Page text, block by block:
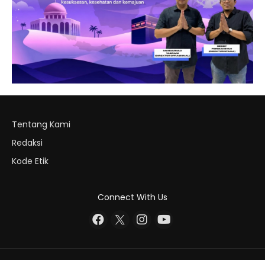
Tentang Kami
Redaksi
Kode Etik
Connect With Us